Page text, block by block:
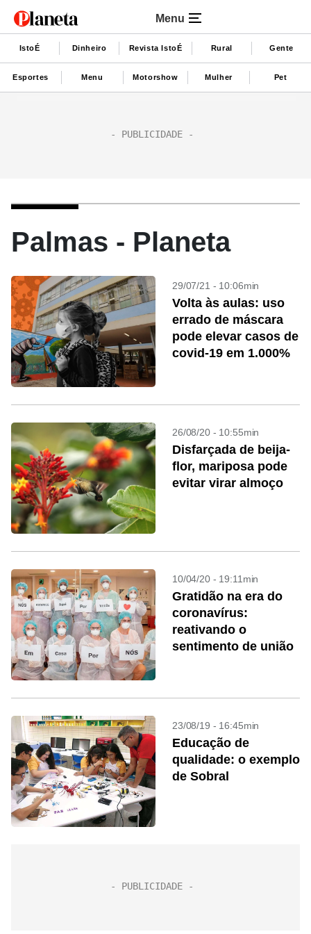
Menu
IstoÉ Dinheiro Revista IstoÉ Rural Gente
Esportes Menu Motorshow Mulher Pet
Palmas - Planeta
29/07/21 - 10:06min
Volta às aulas: uso
errado de máscara
pode elevar casos de
covid-19 em 1.000%
26/08/20 - 10:55min
Disfarçada de beija-
flor, mariposa pode
evitar virar almoço
10/04/20 - 19:11min
Gratidão na era do
coronavírus:
reativando o
sentimento de união
23/08/19 - 16:45min
Educação de
qualidade: o exemplo
de Sobral